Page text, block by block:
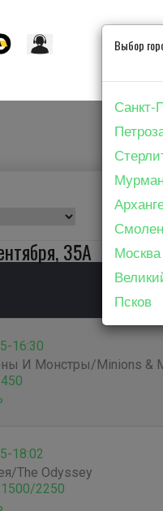
35А
16:30
И Монстры/Minions &
18:02
The Odyssey
2250
Выбор
Санкт-
Москва
Псков